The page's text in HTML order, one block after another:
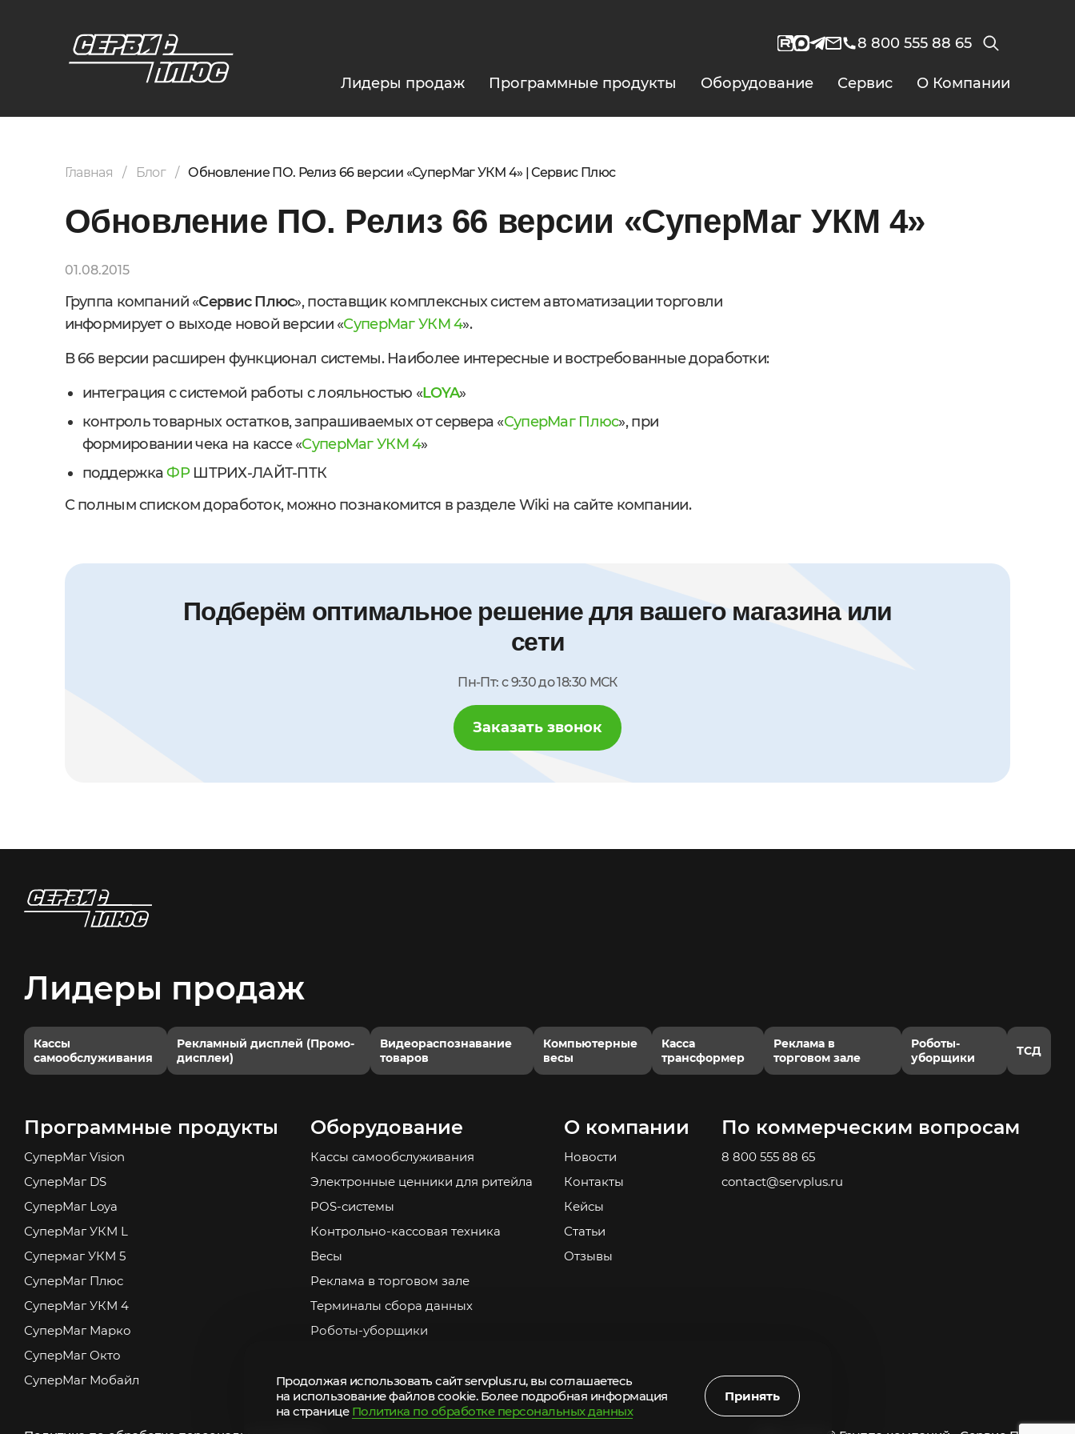
8 800 555 88 65
Лидеры продаж Программные продукты Оборудование Сервис О Компании
Главная Блог Обновление ПО. Релиз 66 версии «СуперМаг УКМ 4» | Сервис Плюс
Обновление ПО. Релиз 66 версии «СуперМаг УКМ 4»
01.08.2015
Группа компаний «Сервис Плюс», поставщик комплексных систем автоматизации торговли
информирует о выходе новой версии «СуперМаг УКМ 4».
В 66 версии расширен функционал системы. Наиболее интересные и востребованные доработки:
интеграция с системой работы с лояльностью «LOYA»
контроль товарных остатков, запрашиваемых от сервера «СуперМаг Плюс», при
формировании чека на кассе «СуперМаг УКМ 4»
поддержкаФРШТРИХ-ЛАЙТ-ПТК
С полным списком доработок, можно познакомится в разделе Wiki на сайте компании.
Подберём оптимальное решение для вашего магазина или
сети
Пн-Пт: с 9:30 до 18:30 МСК
Заказать звонок
Лидеры продаж
Кассы
самообслуживания
Рекламный дисплей (Промо-
дисплеи)
Видеораспознавание
товаров
Компьютерные
весы
Касса
трансформер
Реклама в
торговом зале
Роботы-
уборщики
ТСД
Программные продукты
СуперМаг Vision
СуперМаг DS
СуперМаг Loya
СуперМаг УКМ L
Супермаг УКМ 5
СуперМаг Плюс
СуперМаг УКМ 4
СуперМаг Марко
СуперМаг Окто
СуперМаг Мобайл
Оборудование
Кассы самообслуживания
Электронные ценники для ритейла
POS-системы
Контрольно-кассовая техника
Весы
Реклама в торговом зале
Терминалы сбора данных
Роботы-уборщики
О компании
Новости
Контакты
Кейсы
Статьи
Отзывы
По коммерческим вопросам
8 800 555 88 65
contact@servplus.ru
Продолжая использовать сайт servplus.ru, вы соглашаетесь
на использование файлов cookie. Более подробная информация
на странице Политика по обработке персональных данных
Принять